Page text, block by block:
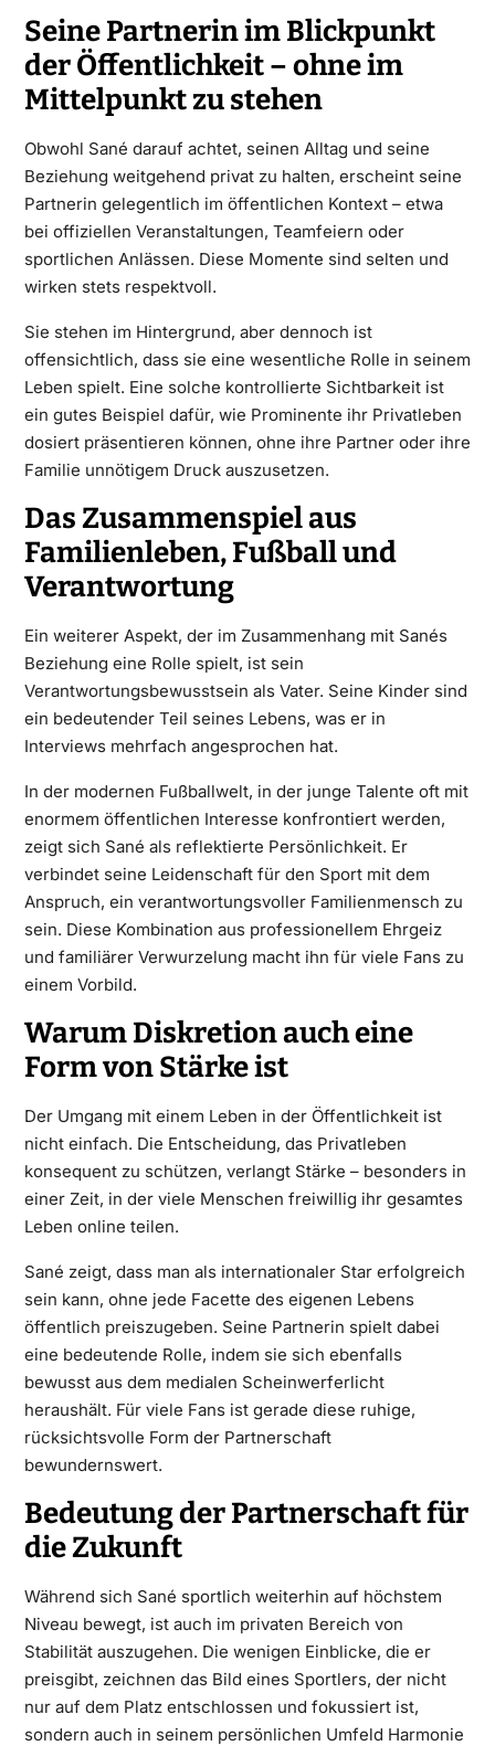
Seine Partnerin im Blickpunkt
der Öffentlichkeit – ohne im
Mittelpunkt zu stehen
Obwohl Sané darauf achtet, seinen Alltag und seine
Beziehung weitgehend privat zu halten, erscheint seine
Partnerin gelegentlich im öffentlichen Kontext – etwa
bei offiziellen Veranstaltungen, Teamfeiern oder
sportlichen Anlässen. Diese Momente sind selten und
wirken stets respektvoll.
Sie stehen im Hintergrund, aber dennoch ist
offensichtlich, dass sie eine wesentliche Rolle in seinem
Leben spielt. Eine solche kontrollierte Sichtbarkeit ist
ein gutes Beispiel dafür, wie Prominente ihr Privatleben
dosiert präsentieren können, ohne ihre Partner oder ihre
Familie unnötigem Druck auszusetzen.
Das Zusammenspiel aus
Familienleben, Fußball und
Verantwortung
Ein weiterer Aspekt, der im Zusammenhang mit Sanés
Beziehung eine Rolle spielt, ist sein
Verantwortungsbewusstsein als Vater. Seine Kinder sind
ein bedeutender Teil seines Lebens, was er in
Interviews mehrfach angesprochen hat.
In der modernen Fußballwelt, in der junge Talente oft mit
enormem öffentlichen Interesse konfrontiert werden,
zeigt sich Sané als reflektierte Persönlichkeit. Er
verbindet seine Leidenschaft für den Sport mit dem
Anspruch, ein verantwortungsvoller Familienmensch zu
sein. Diese Kombination aus professionellem Ehrgeiz
und familiärer Verwurzelung macht ihn für viele Fans zu
einem Vorbild.
Warum Diskretion auch eine
Form von Stärke ist
Der Umgang mit einem Leben in der Öffentlichkeit ist
nicht einfach. Die Entscheidung, das Privatleben
konsequent zu schützen, verlangt Stärke – besonders in
einer Zeit, in der viele Menschen freiwillig ihr gesamtes
Leben online teilen.
Sané zeigt, dass man als internationaler Star erfolgreich
sein kann, ohne jede Facette des eigenen Lebens
öffentlich preiszugeben. Seine Partnerin spielt dabei
eine bedeutende Rolle, indem sie sich ebenfalls
bewusst aus dem medialen Scheinwerferlicht
heraushält. Für viele Fans ist gerade diese ruhige,
rücksichtsvolle Form der Partnerschaft
bewundernswert.
Bedeutung der Partnerschaft für
die Zukunft
Während sich Sané sportlich weiterhin auf höchstem
Niveau bewegt, ist auch im privaten Bereich von
Stabilität auszugehen. Die wenigen Einblicke, die er
preisgibt, zeichnen das Bild eines Sportlers, der nicht
nur auf dem Platz entschlossen und fokussiert ist,
sondern auch in seinem persönlichen Umfeld Harmonie